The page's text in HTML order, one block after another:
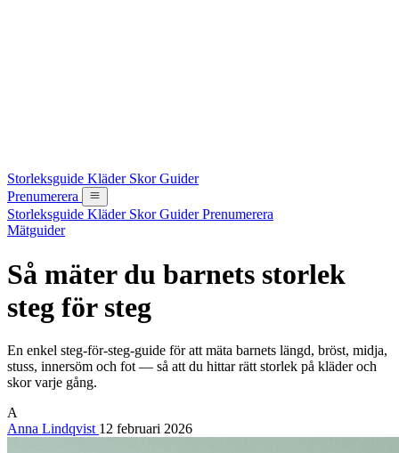
Storleksguide Kläder SkorGuider
Prenumerera
Storleksguide Kläder SkorGuiderPrenumerera
Mätguider
Så mäter du barnets storlek
steg för steg
En enkel steg-för-steg-guide för att mäta barnets längd, bröst, midja,
stuss, innersöm och fot — så att du hittar rätt storlek på kläder och
skor varje gång.
A
Anna Lindqvist 12 februari 2026